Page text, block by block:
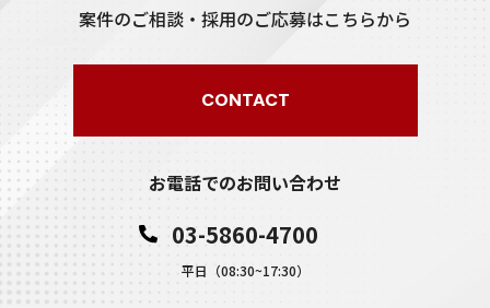
案件のご相談・採用のご応募はこちらから
CONTACT
お電話でのお問い合わせ
03-5860-4700
平日（08:30~17:30）